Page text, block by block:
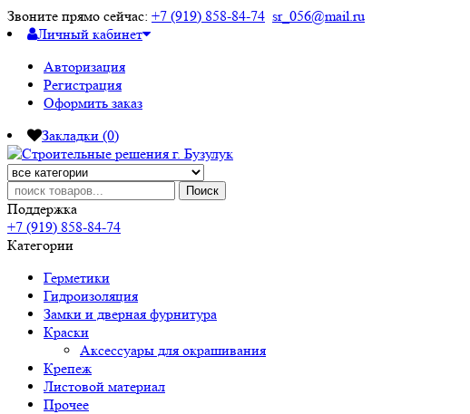
Звоните прямо сейчас: +7 (919) 858-84-74 sr_056@mail.ru
Личный кабинет
Авторизация
Регистрация
Оформить заказ
Закладки (0)
Поиск
Поддержка
+7 (919) 858-84-74
Категории
Герметики
Гидроизоляция
Замки и дверная фурнитура
Краски
Аксессуары для окрашивания
Крепеж
Листовой материал
Прочее